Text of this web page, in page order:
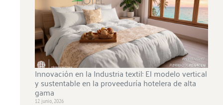
Innovación en la Industria textil: El modelo vertical
y sustentable en la proveeduría hotelera de alta
gama
12 junio, 2026